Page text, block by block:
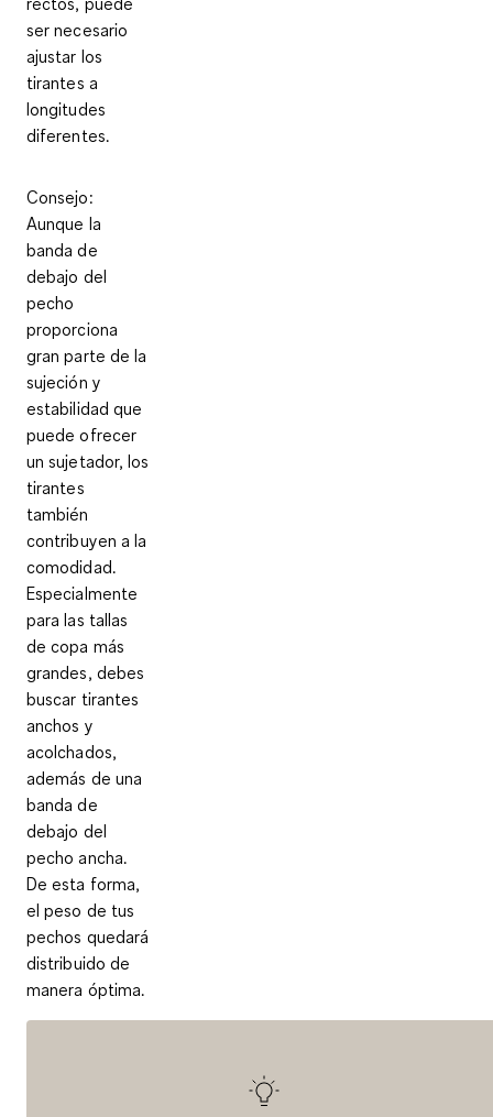
ser necesario
ajustar los
tirantes a
longitudes
diferentes.
Consejo:
Aunque la
banda de
debajo del
pecho
proporciona
gran parte de la
sujeción y
estabilidad que
puede ofrecer
un sujetador, los
tirantes
también
contribuyen a la
comodidad.
Especialmente
para las tallas
de copa más
grandes, debes
buscar tirantes
anchos y
acolchados,
además de una
banda de
debajo del
pecho ancha.
De esta forma,
el peso de tus
pechos quedará
distribuido de
manera óptima.